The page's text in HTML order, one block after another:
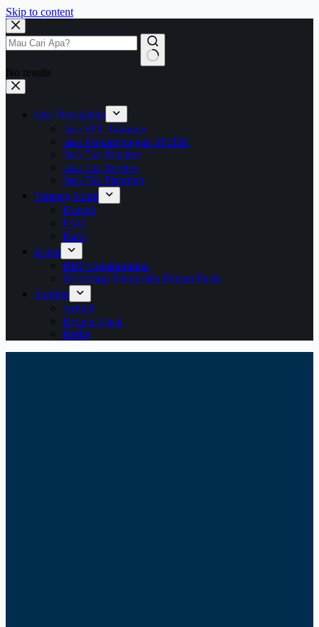
Skip to content
No results
Jasa Perpajakan
Jasa SPT Tahunan
Jasa Pendampingan SP2DK
Jasa Tax Retainer
Jasa Tax Review
Jasa Tax Planning
Tentang Kami
Kontak
FAQ
Karir
Event
BBF Collaboration
Workshop Pengusaha Paham Pajak
Sumber
Artikel
Belajar Pajak
Berita